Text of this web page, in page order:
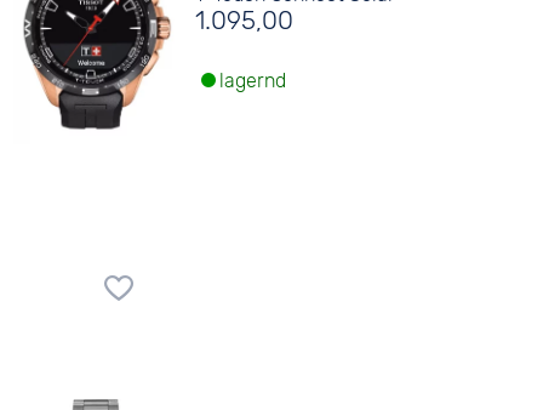
1.095,00
lagernd